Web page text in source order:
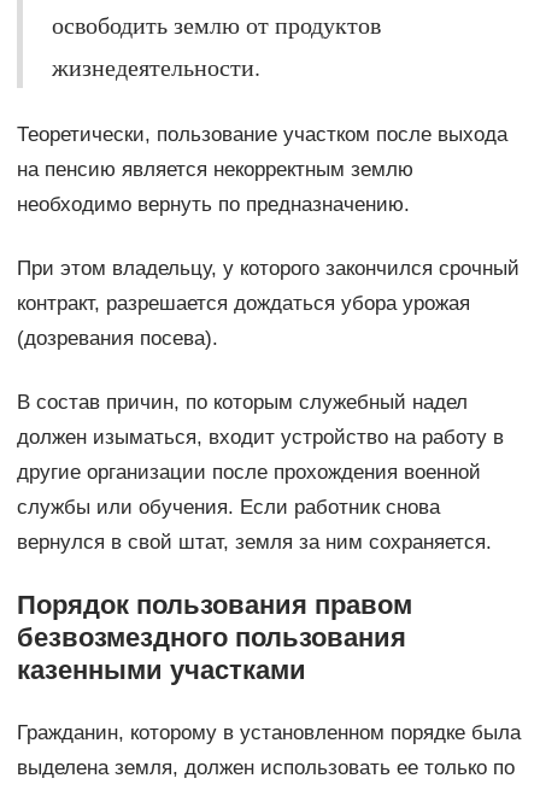
освободить землю от продуктов
жизнедеятельности.
Теоретически, пользование участком после выхода
на пенсию является некорректным землю
необходимо вернуть по предназначению.
При этом владельцу, у которого закончился срочный
контракт, разрешается дождаться убора урожая
(дозревания посева).
В состав причин, по которым служебный надел
должен изыматься, входит устройство на работу в
другие организации после прохождения военной
службы или обучения. Если работник снова
вернулся в свой штат, земля за ним сохраняется.
Порядок пользования правом
безвозмездного пользования
казенными участками
Гражданин, которому в установленном порядке была
выделена земля, должен использовать ее только по